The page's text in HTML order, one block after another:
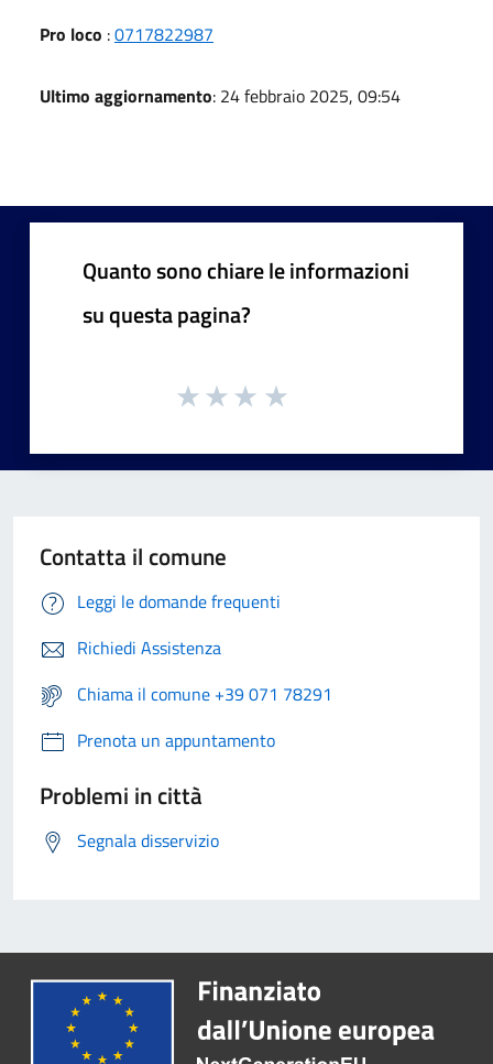
Pro loco :0717822987
Ultimo aggiornamento: 24 febbraio 2025, 09:54
Quanto sono chiare le informazioni
su questa pagina?
Contatta il comune
Leggi le domande frequenti
Richiedi Assistenza
Chiama il comune +39 071 78291
Prenota un appuntamento
Problemi in città
Segnala disservizio